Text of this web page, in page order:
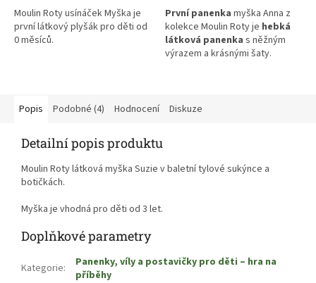
Moulin Roty usínáček Myška je
první látkový plyšák pro děti od
0 měsíců.
První panenka myška Anna z
kolekce Moulin Roty je hebká
látková panenka s něžným
výrazem a krásnými šaty.
Popis
Podobné (4) Hodnocení Diskuze
Detailní popis produktu
Moulin Roty látková myška Suzie v baletní tylové sukýnce a
botičkách.
Myška je vhodná pro děti od 3 let.
Doplňkové parametry
Kategorie:
Panenky, víly a postavičky pro děti – hra na
příběhy